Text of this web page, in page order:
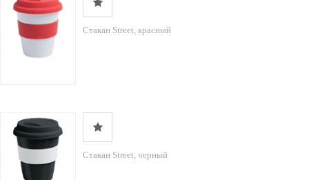
Стакан Street, красный
Стакан Street, черный